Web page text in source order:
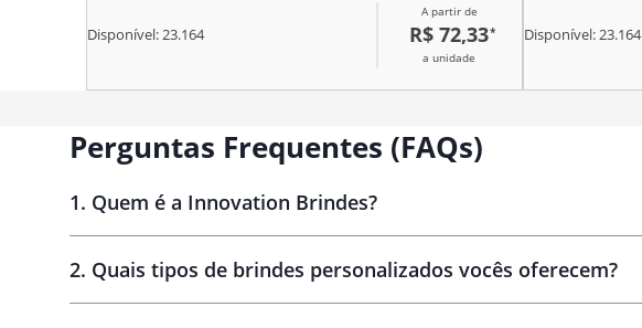
Disponível:23.164
A partir de
R$ 72,33*
a unidade
Disponível:23.164
Perguntas Frequentes (FAQs)
1. Quem é a Innovation Brindes?
2. Quais tipos de brindes personalizados vocês oferecem?